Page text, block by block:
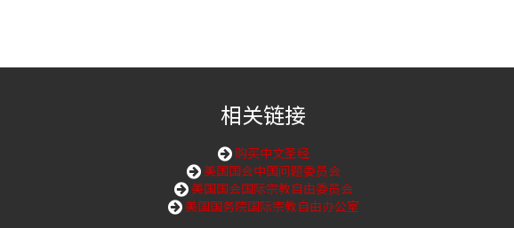
相关链接
购买中文圣经
美国国会中国问题委员会
美国国会国际宗教自由委员会
美国国务院国际宗教自由办公室